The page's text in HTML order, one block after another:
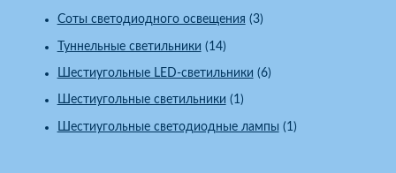
Соты светодиодного освещения (3)
Туннельные светильники (14)
Шестиугольные LED-светильники (6)
Шестиугольные светильники (1)
Шестиугольные светодиодные лампы (1)